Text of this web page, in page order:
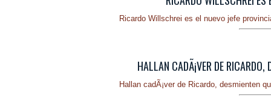
Ricardo Willschrei es el nuevo jefe
HALLAN CADÃ¡VER DE
Hallan cadÃ¡ver de Ricardo, desmienten